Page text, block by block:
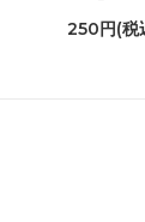
250円(税